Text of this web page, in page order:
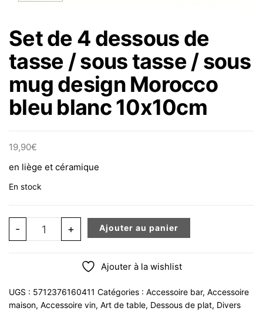
6,4X13,5CM
Set de 4 dessous de
tasse / sous tasse / sous
mug design Morocco
bleu blanc 10x10cm
19,90€
en liège et céramique
En stock
- quantité de Set de 4 dessous de tasse / sous tasse /
+ Ajouter au panier
Ajouter à la wishlist
UGS : 5712376160411 Catégories : Accessoire bar, Accessoire
maison, Accessoire vin, Art de table, Dessous de plat, Divers